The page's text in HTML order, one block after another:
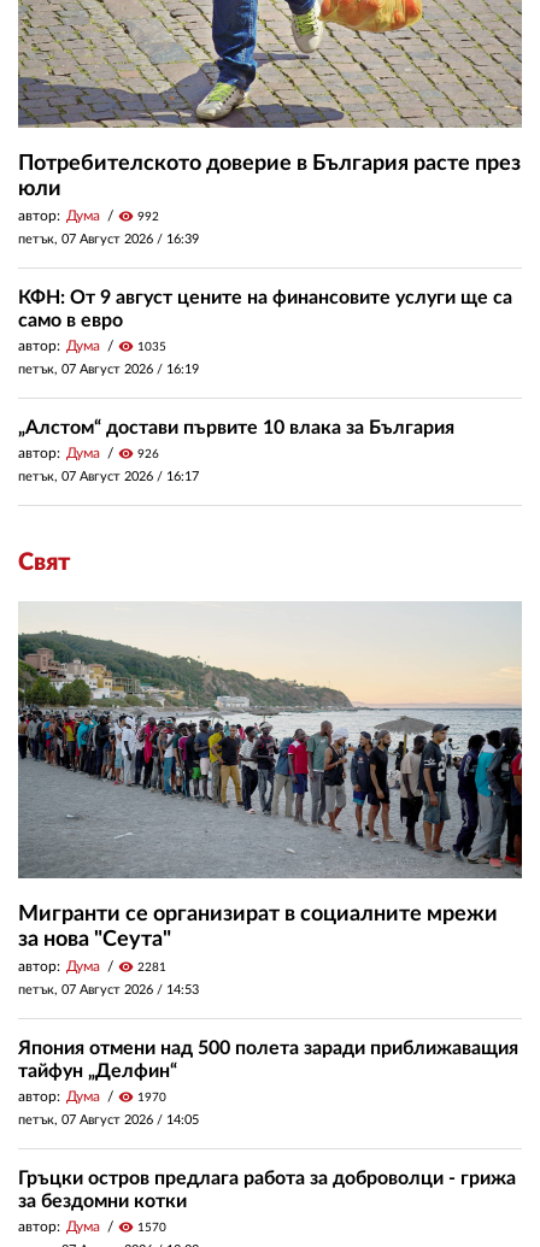
Потребителското доверие в България расте през
юли
автор: Дума visibility 992
петък, 07 Август 2026 / 16:39
КФН: От 9 август цените на финансовите услуги ще са
само в евро
автор: Дума visibility 1035
петък, 07 Август 2026 / 16:19
„Алстом“ достави първите 10 влака за България
автор: Дума visibility 926
петък, 07 Август 2026 / 16:17
Свят
Мигранти се организират в социалните мрежи
за нова "Сеута"
автор: Дума visibility 2281
петък, 07 Август 2026 / 14:53
Япония отмени над 500 полета заради приближаващия
тайфун „Делфин“
автор: Дума visibility 1970
петък, 07 Август 2026 / 14:05
Гръцки остров предлага работа за доброволци - грижа
за бездомни котки
автор: Дума visibility 1570